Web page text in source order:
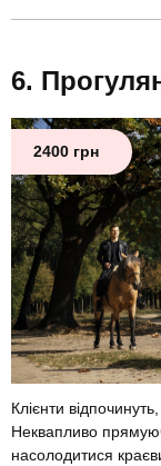
2400 грн
Клієнти
Неквапливо
насолодитися